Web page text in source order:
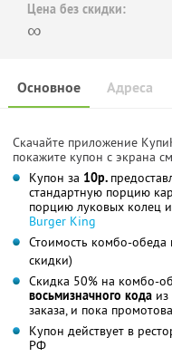
Цена без скидки:
∞
Основное Адреса
Скачайте приложение
покажите купон с экрана
Купон за 10р.
стандартную порцию
порцию луковых колец
Burger King
Стоимость комбо-обеда
скидки)
Скидка 50% на комбо-
восьмизначного кода
заказа, и пока
Купон действует в
РФ